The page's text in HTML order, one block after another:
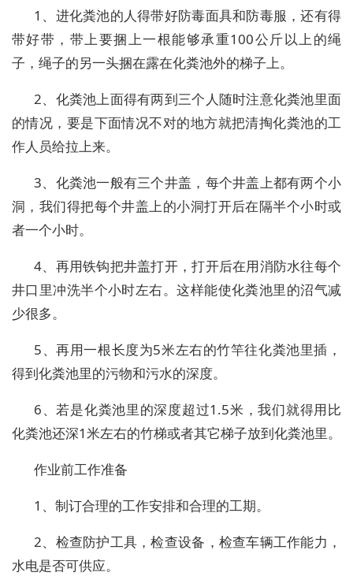
1、进化粪池的人得带好防毒面具和防毒服，还有得
带好带，带上要捆上一根能够承重100公斤以上的绳
子，绳子的另一头捆在露在化粪池外的梯子上。
2、化粪池上面得有两到三个人随时注意化粪池里面
的情况，要是下面情况不对的地方就把清掏化粪池的工
作人员给拉上来。
3、化粪池一般有三个井盖，每个井盖上都有两个小
洞，我们得把每个井盖上的小洞打开后在隔半个小时或
者一个小时。
4、再用铁钩把井盖打开，打开后在用消防水往每个
井口里冲洗半个小时左右。这样能使化粪池里的沼气减
少很多。
5、再用一根长度为5米左右的竹竿往化粪池里插，
得到化粪池里的污物和污水的深度。
6、若是化粪池里的深度超过1.5米，我们就得用比
化粪池还深1米左右的竹梯或者其它梯子放到化粪池里。
作业前工作准备
1、制订合理的工作安排和合理的工期。
2、检查防护工具，检查设备，检查车辆工作能力，
水电是否可供应。